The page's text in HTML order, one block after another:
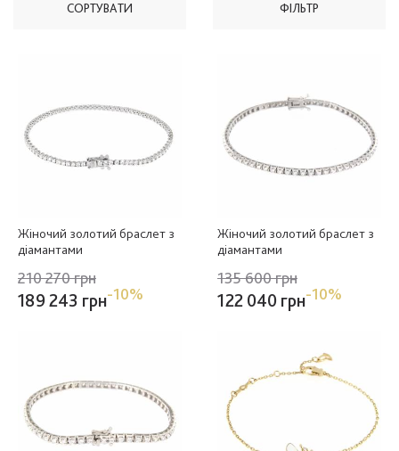
СОРТУВАТИ ФІЛЬТР
Жіночий золотий браслет з
діамантами
210 270 грн
189 243 грн-10%
Жіночий золотий браслет з
діамантами
135 600 грн
122 040 грн-10%